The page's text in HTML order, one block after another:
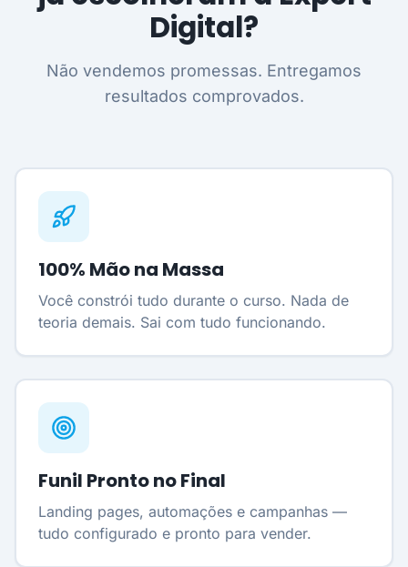
Digital?
Não vendemos promessas. Entregamos
resultados comprovados.
100% Mão na Massa
Você constrói tudo durante o curso. Nada de
teoria demais. Sai com tudo funcionando.
Funil Pronto no Final
Landing pages, automações e campanhas —
tudo configurado e pronto para vender.